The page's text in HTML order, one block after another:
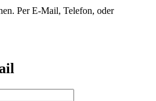
Per E-Mail, Telefon, oder